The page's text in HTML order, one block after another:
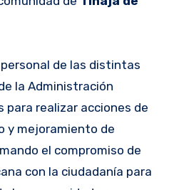
de las distintas
la Administración
para realizar acciones de
y mejoramiento de
el compromiso de
con la ciudadanía para